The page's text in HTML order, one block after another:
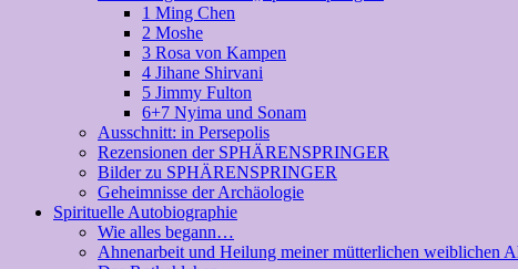
1 Ming Chen
2 Moshe
3 Rosa von Kampen
4 Jihane Shirvani
5 Jimmy Fulton
6+7 Nyima und Sonam
Ausschnitt: in Persepolis
Rezensionen der SPHÄRENSPRINGER
Bilder zu SPHÄRENSPRINGER
Geheimnisse der Archäologie
Spirituelle Autobiographie
Wie alles begann…
Ahnenarbeit und Heilung meiner mütterlichen weiblichen